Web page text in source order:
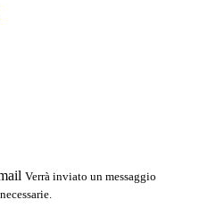
Verrà inviato un messaggio